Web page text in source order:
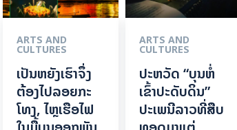
ARTS AND
CULTURES
ເປັນ​ຫຍັງ​ເຮົາ​ຈຶ່ງ​
ຕ້ອງ​ໄປລອຍ​ກະ​
ໂທງ, ໄຫຼ​ເຮືອ​ໄຟ
ARTS AND
CULTURES
ປະຫວັດ “ບຸນຫໍ່
ເຂົ້າປະດັບດິນ”
ປະເພນີລາວທີ່ສືບ